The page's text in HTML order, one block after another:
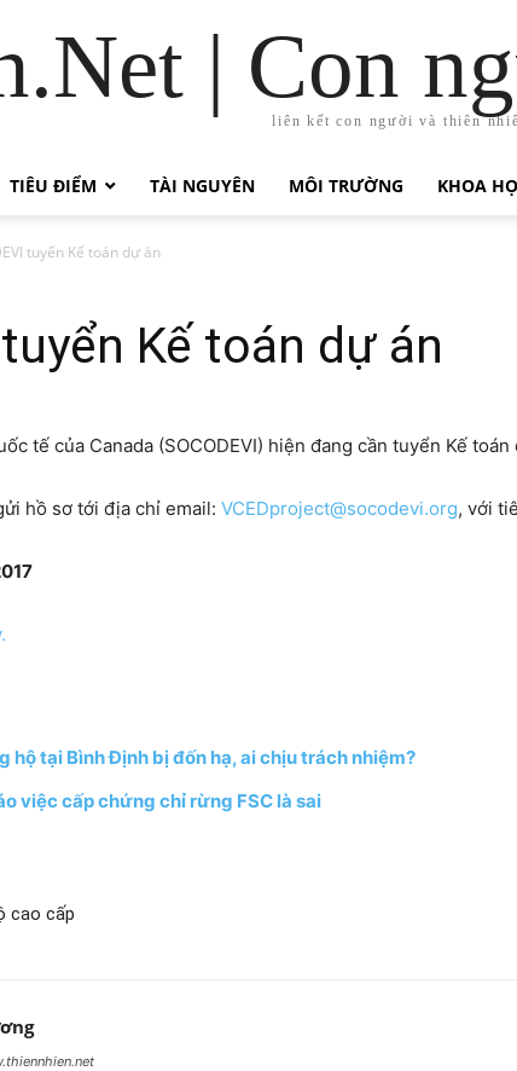
| Con
liên kết con người và thiên
TIÊU ĐIỂM TÀI NGUYÊN MÔI TRƯỜNG KHOA
tuyển Kế toán dự án
tuyển Kế toán dự án
tế của Canada (SOCODEVI) hiện đang cần tuyển Kế
hồ sơ tới địa chỉ email: VCEDproject@socodevi.org, với
hộ tại Bình Định bị đốn hạ, ai chịu trách nhiệm?
việc cấp chứng chỉ rừng FSC là sai
cao cấp